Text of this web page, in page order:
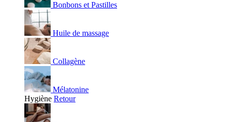
Bonbons et Pastilles
Huile de massage
Collagène
Mélatonine
Hygiène Retour